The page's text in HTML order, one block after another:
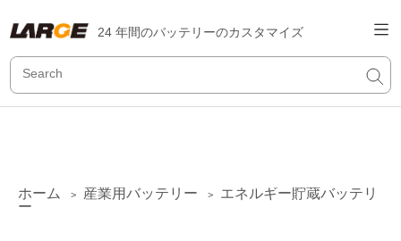
24 年間のバッテリーのカスタマイズ
ホーム > 産業用バッテリー >
エネルギー貯蔵バッテリ
ー